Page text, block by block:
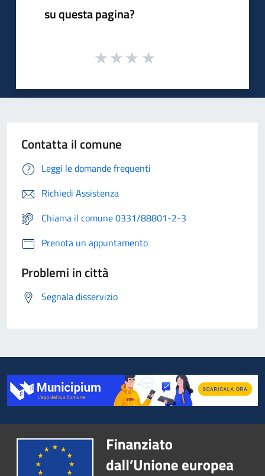
su questa pagina?
Contatta il comune
Leggi le domande frequenti
Richiedi Assistenza
Chiama il comune 0331/88801-2-3
Prenota un appuntamento
Problemi in città
Segnala disservizio